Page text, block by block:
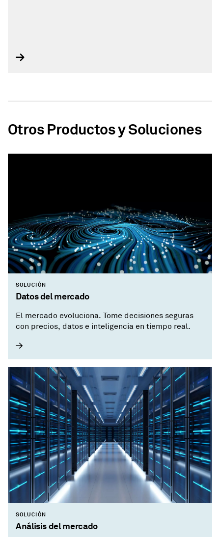
Otros Productos y Soluciones
SOLUCIÓN
Datos del mercado
El mercado evoluciona. Tome decisiones seguras
con precios, datos e inteligencia en tiempo real.
SOLUCIÓN
Análisis del mercado